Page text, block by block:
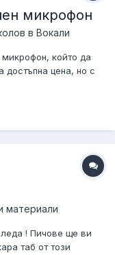
микрофон
в Вокали
който да
достъпна цена, но с
да не загубва
Спрял съм се
материали
! Пичове ще ви
таб от този